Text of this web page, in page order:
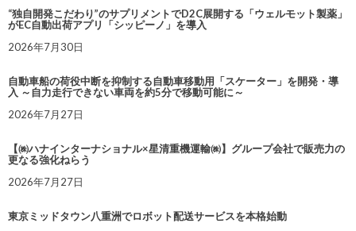
“独自開発こだわり”のサプリメントでD2C展開する「ウェルモット製薬」
がEC自動出荷アプリ「シッピーノ」を導入
2026年7月30日
自動車船の荷役中断を抑制する自動車移動用「スケーター」を開発・導
入 ～自力走行できない車両を約5分で移動可能に～
2026年7月27日
【㈱ハナインターナショナル×星清重機運輸㈱】グループ会社で販売力の
更なる強化ねらう
2026年7月27日
東京ミッドタウン八重洲でロボット配送サービスを本格始動